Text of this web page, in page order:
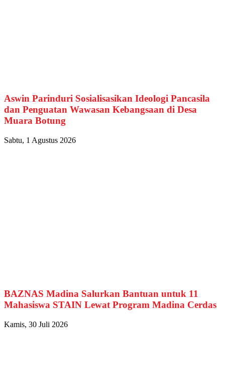
Aswin Parinduri Sosialisasikan Ideologi Pancasila
dan Penguatan Wawasan Kebangsaan di Desa
Muara Botung
Sabtu, 1 Agustus 2026
BAZNAS Madina Salurkan Bantuan untuk 11
Mahasiswa STAIN Lewat Program Madina Cerdas
Kamis, 30 Juli 2026